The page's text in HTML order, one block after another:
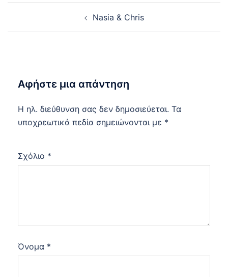
Nasia & Chris
Αφήστε μια απάντηση
Η ηλ. διεύθυνση σας δεν δημοσιεύεται. Τα
υποχρεωτικά πεδία σημειώνονται με *
Σχόλιο *
Όνομα *